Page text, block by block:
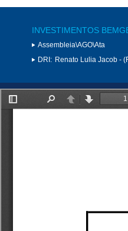
INVESTIMENTOS
Assembleia\AGO\Ata
DRI: Renato Lulia Jacob -